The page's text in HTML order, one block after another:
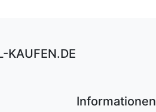
KAUFEN.DE
Informationen